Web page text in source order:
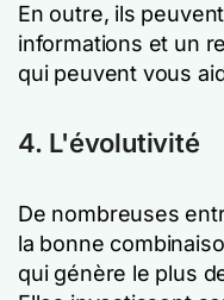
En outre, ils
informations et un
qui peuvent vous
4. L'évolutivité
De nombreuses
la bonne
qui génère le plus